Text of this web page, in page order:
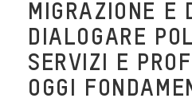
MIGRAZIONE E
DIALOGARE
SERVIZI E
OGGI